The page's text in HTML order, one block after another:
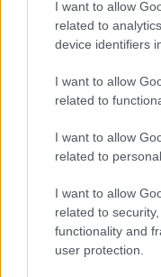
I want to allow
related to
device identifiers
I want to allow
related to
I want to allow
related to
I want to allow
related to
functionality and
user protection.
altezzosa. (La
tanto di cui
L’opposizione
secondo ilLabouril
proverbiale
La realtà è che
nell’immaginario